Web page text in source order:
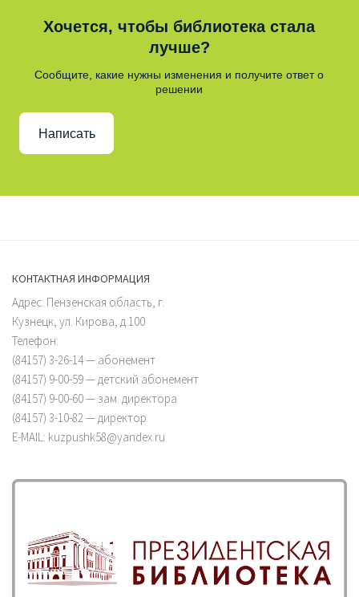
Хочется, чтобы библиотека стала
лучше?
Сообщите, какие нужны изменения и получите ответ о
решении
Написать
КОНТАКТНАЯ ИНФОРМАЦИЯ
Адрес: Пензенская область, г.
Кузнецк, ул. Кирова, д.100
Телефон:
(84157) 3-26-14 — абонемент
(84157) 9-00-59 — детский абонемент
(84157) 9-00-60 — зам. директора
(84157) 3-10-82 — директор
E-MAIL: kuzpushk58@yandex.ru